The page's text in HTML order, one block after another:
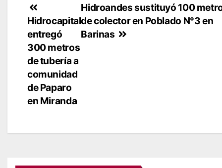
Navegación
de
entradas
Hidroandes sustituyó 100
de colector en Poblado N°3 en
Barinas
Hidrocapital
entregó
300 metros
de tubería a
comunidad
de Paparo
en Miranda